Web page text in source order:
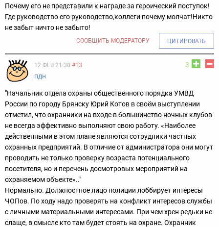
Почему его не представили к награде за героический поступок!
Где руководство его руководство,коллеги почему молчат!Никто
не забыт ничто не забыто!
СООБЩИТЬ МОДЕРАТОРУ ЦИТИРОВАТЬ
3
12 ФЕВ 21:38 #13
пдн
"Начальник отдела охраны общественного порядка УМВД
России по городу Брянску Юрий Котов в своём выступлении
отметил, что охранники на входе в большинство ночных клубов
не всегда эффективно выполняют свою работу. «Наиболее
действенными в этом плане являются сотрудники частных
охранных предприятий. В отличие от администратора они могут
проводить не только проверку возраста потенциального
посетителя, но и перечень досмотровых мероприятий на
охраняемом объекте».."
Нормально. Должностное лицо полиции лоббирует интересы
ЧОПов. По ходу надо проверять на конфликт интересов службы
с личными материальными интересами. При чем хрен редьки не
слаще, в смысле кто там будет стоять на охране. Охранник